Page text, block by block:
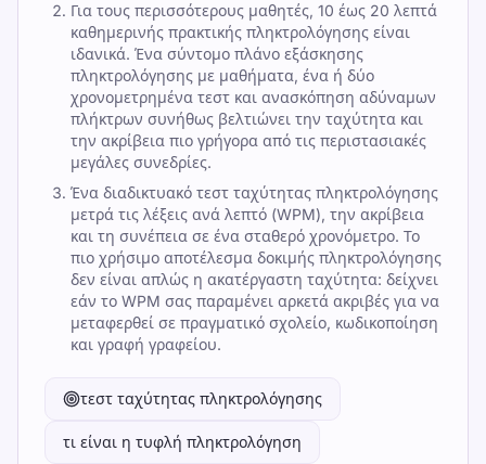
Για τους περισσότερους μαθητές, 10 έως 20 λεπτά
καθημερινής πρακτικής πληκτρολόγησης είναι
ιδανικά. Ένα σύντομο πλάνο εξάσκησης
πληκτρολόγησης με μαθήματα, ένα ή δύο
χρονομετρημένα τεστ και ανασκόπηση αδύναμων
πλήκτρων συνήθως βελτιώνει την ταχύτητα και
την ακρίβεια πιο γρήγορα από τις περιστασιακές
μεγάλες συνεδρίες.
Ένα διαδικτυακό τεστ ταχύτητας πληκτρολόγησης
μετρά τις λέξεις ανά λεπτό (WPM), την ακρίβεια
και τη συνέπεια σε ένα σταθερό χρονόμετρο. Το
πιο χρήσιμο αποτέλεσμα δοκιμής πληκτρολόγησης
δεν είναι απλώς η ακατέργαστη ταχύτητα: δείχνει
εάν το WPM σας παραμένει αρκετά ακριβές για να
μεταφερθεί σε πραγματικό σχολείο, κωδικοποίηση
και γραφή γραφείου.
τεστ ταχύτητας πληκτρολόγησης
τι είναι η τυφλή πληκτρολόγηση